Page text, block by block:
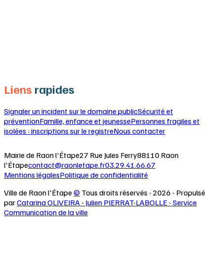
Liens rapides
Signaler un incident sur le domaine publicSécurité et
préventionFamille, enfance et jeunessePersonnes fragiles et
isolées : inscriptions sur le registreNous contacter
Mairie de Raon l'Étape27 Rue Jules Ferry88110 Raon
l'Étapecontact@raonletape.fr03.29.41.66.67
Mentions légalesPolitique de confidentialité
Ville de Raon l'Étape© Tous droits réservés - 2026 - Propulsé
parCatarina OLIVEIRA - Julien PIERRAT-LABOLLE - Service
Communication de la ville